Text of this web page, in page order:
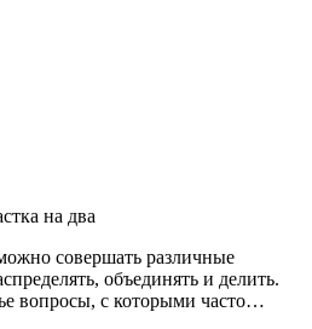
на два
совершать различные
объединять и делить.
вопросы, с которыми часто…